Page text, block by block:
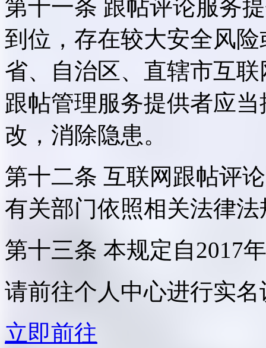
第十一条 跟帖评论服务
到位，存在较大安全风
省、自治区、直辖市互
跟帖管理服务提供者应
改，消除隐患。
第十二条 互联网跟帖评
有关部门依照相关法律
第十三条 本规定自2017
请前往个人中心进行实名
立即前往